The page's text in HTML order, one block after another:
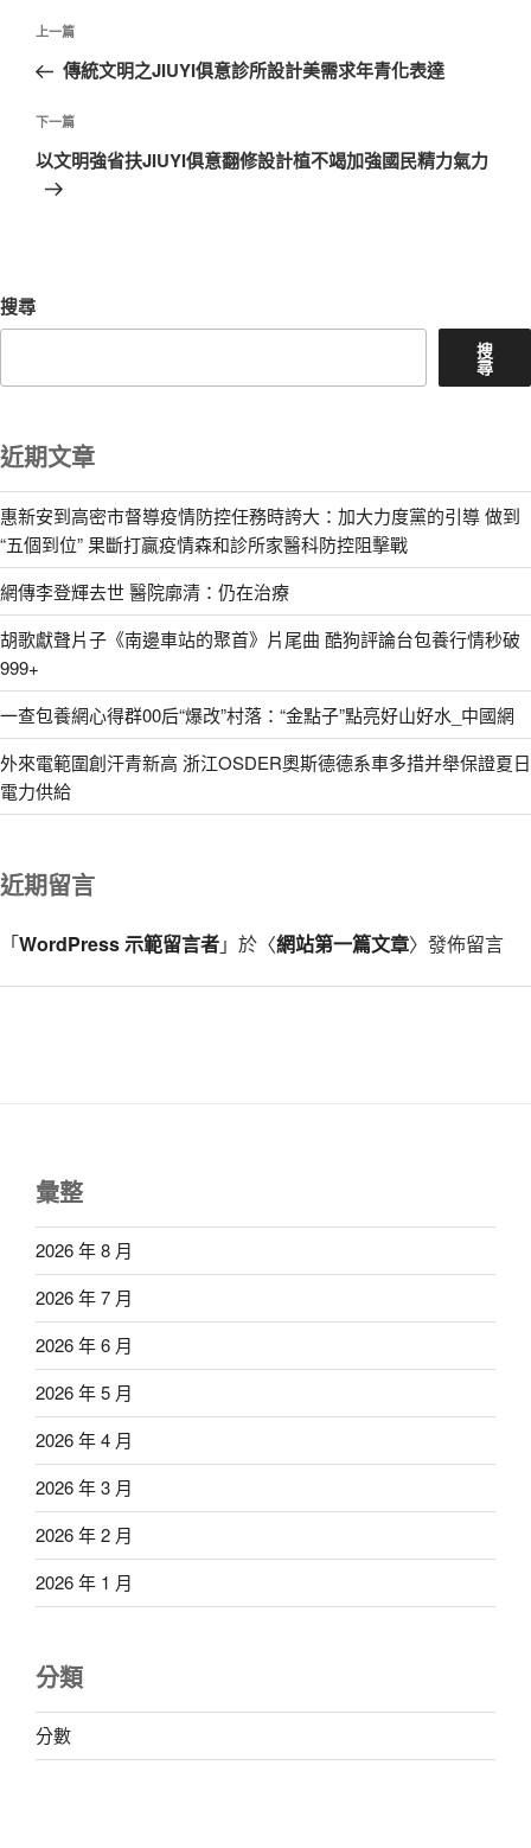
文
導
覽
上
一
文
章
上一篇
傳統文明之JIUYI俱意診所設計美需求年青化表達
下
一
篇
下一篇
以文明強省扶JIUYI俱意翻修設計植不竭加強國民精力氣力
搜尋
搜
尋
近期文章
惠新安到高密市督導疫情防控任務時誇大：加大力度黨的引導 做到
“五個到位” 果斷打贏疫情森和診所家醫科防控阻擊戰
網傳李登輝去世 醫院廓清：仍在治療
胡歌獻聲片子《南邊車站的聚首》片尾曲 酷狗評論台包養行情秒破
999+
一查包養網心得群00后“爆改”村落：“金點子”點亮好山好水_中國網
外來電範圍創汗青新高 浙江OSDER奧斯德德系車多措并舉保證夏日
電力供給
近期留言
「WordPress 示範留言者」於〈網站第一篇文章〉發佈留言
彙整
2026 年 8 月
2026 年 7 月
2026 年 6 月
2026 年 5 月
2026 年 4 月
2026 年 3 月
2026 年 2 月
2026 年 1 月
分類
分數